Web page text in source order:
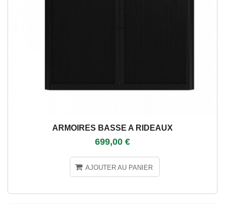
ARMOIRES BASSE A RIDEAUX
699,00 €
AJOUTER AU PANIER